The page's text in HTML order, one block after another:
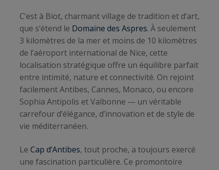
C’est à Biot, charmant village de tradition et d’art,
que s’étend le Domaine des Aspres. À seulement
3 kilomètres de la mer et moins de 10 kilomètres
de l’aéroport international de Nice, cette
localisation stratégique offre un équilibre parfait
entre intimité, nature et connectivité. On rejoint
facilement Antibes, Cannes, Monaco, ou encore
Sophia Antipolis et Valbonne — un véritable
carrefour d’élégance, d’innovation et de style de
vie méditerranéen.
Le Cap d’Antibes, tout proche, a toujours exercé
une fascination particulière. Ce promontoire